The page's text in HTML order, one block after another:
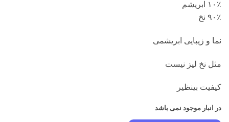
۱۰٪ ابریشم
۹۰٪ نخ
نما و زیبایی ابریشمی
مثل نخ لیز نیست
کیفیت بینظیر
در انبار موجود نمی باشد